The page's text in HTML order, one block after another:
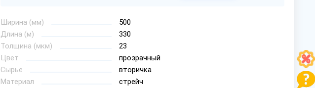
Ширина (мм)
500
Длина (м)
330
Толщина (мкм)
23
Цвет
прозрачный
Сырье
вторичка
Материал
стрейч